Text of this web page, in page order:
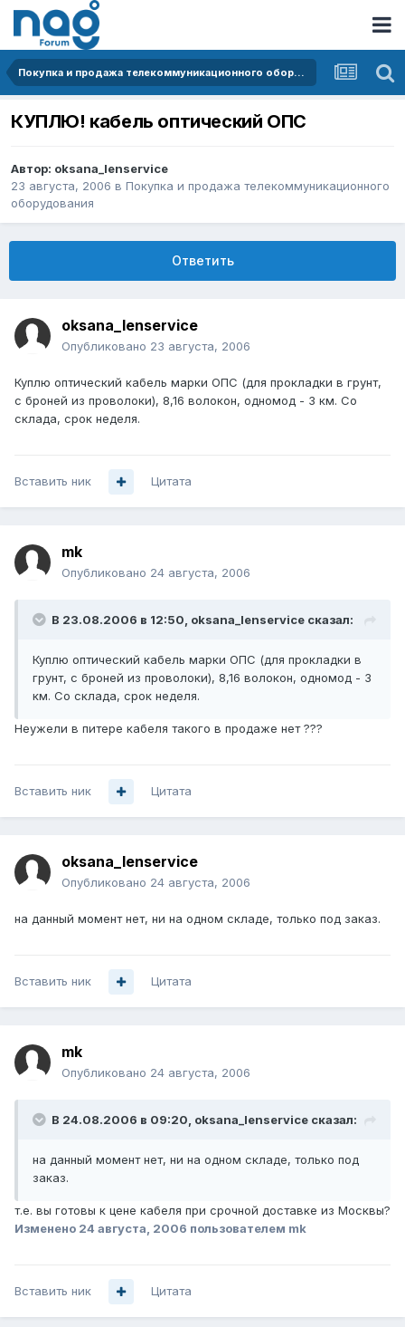
Покупка и продажа телекоммуникационного оборудования
КУПЛЮ! кабель оптический ОПС
Автор: oksana_lenservice
23 августа, 2006 в Покупка и продажа телекоммуникационного
оборудования
Ответить
oksana_lenservice
Опубликовано 23 августа, 2006
Куплю оптический кабель марки ОПС (для прокладки в грунт,
с броней из проволоки), 8,16 волокон, одномод - 3 км. Со
склада, срок неделя.
Вставить ник Цитата
mk
Опубликовано 24 августа, 2006
В 23.08.2006 в 12:50, oksana_lenservice сказал:
Куплю оптический кабель марки ОПС (для прокладки в
грунт, с броней из проволоки), 8,16 волокон, одномод - 3
км. Со склада, срок неделя.
Неужели в питере кабеля такого в продаже нет ???
Вставить ник Цитата
oksana_lenservice
Опубликовано 24 августа, 2006
на данный момент нет, ни на одном складе, только под заказ.
Вставить ник Цитата
mk
Опубликовано 24 августа, 2006
В 24.08.2006 в 09:20, oksana_lenservice сказал:
на данный момент нет, ни на одном складе, только под
заказ.
т.е. вы готовы к цене кабеля при срочной доставке из Москвы?
Изменено 24 августа, 2006 пользователем mk
Вставить ник Цитата